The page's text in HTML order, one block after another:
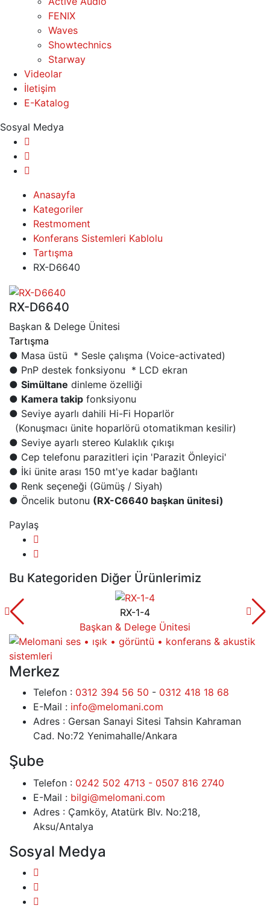
FENIX
Waves
Showtechnics
Starway
Videolar
İletişim
E-Katalog
Sosyal Medya
Anasayfa
Kategoriler
Restmoment
Konferans Sistemleri Kablolu
Tartışma
RX-D6640
RX-D6640
Başkan & Delege Ünitesi
Tartışma
● Masa üstü * Sesle çalışma (Voice-activated)
● PnP destek fonksiyonu * LCD ekran
● Simültane dinleme özelliği
● Kamera takip fonksiyonu
● Seviye ayarlı dahili Hi-Fi Hoparlör
(Konuşmacı ünite hoparlörü otomatikman kesilir)
● Seviye ayarlı stereo Kulaklık çıkışı
● Cep telefonu parazitleri için 'Parazit Önleyici'
● İki ünite arası 150 mt'ye kadar bağlantı
● Renk seçeneği (Gümüş / Siyah)
● Öncelik butonu (RX-C6640 başkan ünitesi)
Paylaş
Bu Kategoriden Diğer Ürünlerimiz
RX-1-4
Başkan & Delege Ünitesi
Merkez
Telefon : 0312 394 56 50 - 0312 418 18 68
E-Mail : info@melomani.com
Adres : Gersan Sanayi Sitesi Tahsin Kahraman
Cad. No:72 Yenimahalle/Ankara
Şube
Telefon : 0242 502 4713 - 0507 816 2740
E-Mail : bilgi@melomani.com
Adres : Çamköy, Atatürk Blv. No:218,
Aksu/Antalya
Sosyal Medya